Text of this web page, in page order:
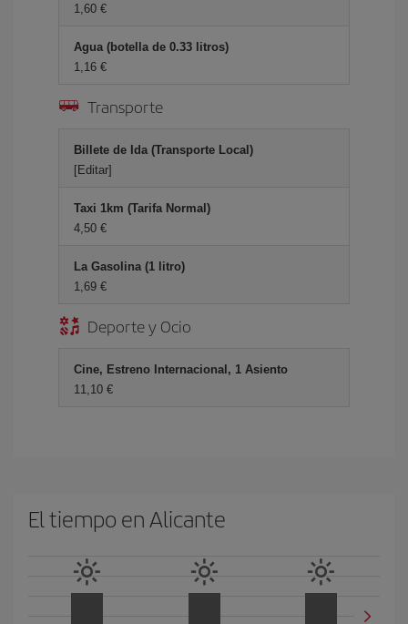
1,60 €
Agua (botella de 0.33 litros)
1,16 €
Transporte
Billete de Ida (Transporte Local)
[Editar]
Taxi 1km (Tarifa Normal)
4,50 €
La Gasolina (1 litro)
1,69 €
Deporte y Ocio
Cine, Estreno Internacional, 1 Asiento
11,10 €
El tiempo en Alicante